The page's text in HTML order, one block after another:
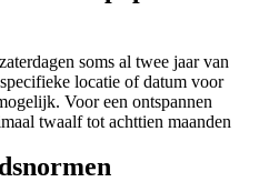
soms al twee jaar van
locatie of datum voor
Voor een ontspannen
twaalf tot achttien maanden